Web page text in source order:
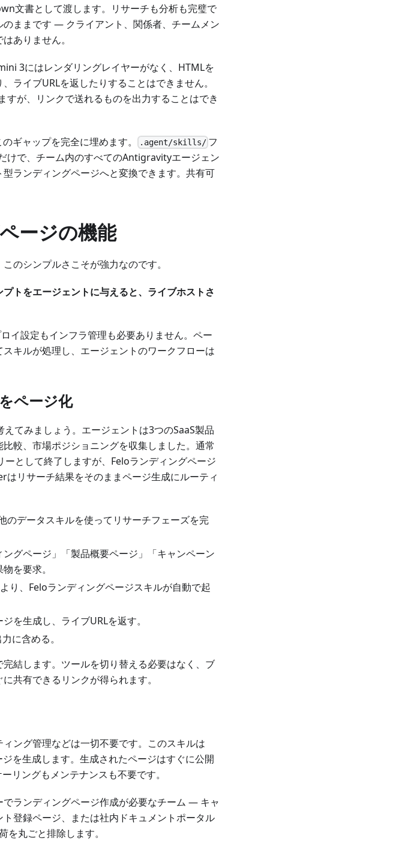
文書として渡します。リサーチも分析も完璧で
ままです — クライアント、関係者、チームメン
ありません。
3にはレンダリングレイヤーがなく、HTMLを
ライブURLを返したりすることはできません。
が、リンクで送れるものを出力することはでき
ギャップを完全に埋めます。 .agent/skills/ フ
けで、チーム内のすべてのAntigravityエージェン
ランディングページへと変換できます。共有可
ージの機能
のシンプルさこそが強力なのです。
トをエージェントに与えると、ライブホストさ
イ設定もインフラ管理も必要ありません。ペー
キルが処理し、エージェントのワークフローは
ページ化
てみましょう。エージェントは3つのSaaS製品
較、市場ポジショニングを収集しました。通常
として終了しますが、Feloランディングページ
リサーチ結果をそのままページ生成にルーティ
のデータスキルを使ってリサーチフェーズを完
グページ」「製品概要ページ」「キャンペーン
を要求。
り、Feloランディングページスキルが自動で起
を生成し、ライブURLを返す。
に含める。
結します。ツールを切り替える必要はなく、ブ
共有できるリンクが得られます。
ング管理などは一切不要です。このスキルは
を生成します。生成されたページはすぐに公開
リングもメンテナンスも不要です。
ランディングページ作成が必要なチーム — キャ
登録ページ、または社内ドキュメントポータル
丸ごと排除します。